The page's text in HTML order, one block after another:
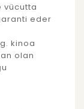
vücutta
eder
kinoa
olan